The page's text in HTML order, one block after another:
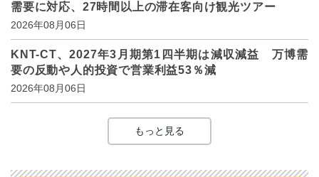
需要に対応、27時間以上の滞在客向け観光ツアー
2026年08月06日
KNT-CT、2027年3月期第1四半期は減収減益 万博需
要の反動や人的投資で営業利益53％減
2026年08月06日
もっと見る